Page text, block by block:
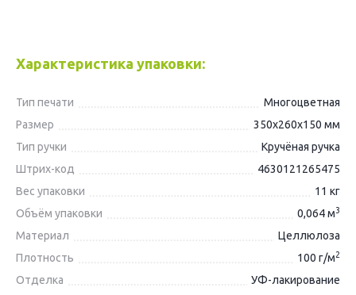
Характеристика упаковки:
Тип печати
Многоцветная
Размер
350х260х150 мм
Тип ручки
Кручёная ручка
Штрих-код
4630121265475
Вес упаковки
11 кг
Объём упаковки
0,064 м3
Материал
Целлюлоза
Плотность
100 г/м2
Отделка УФ-лакирование